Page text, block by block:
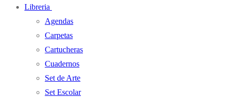
Libreria
Agendas
Carpetas
Cartucheras
Cuadernos
Set de Arte
Set Escolar